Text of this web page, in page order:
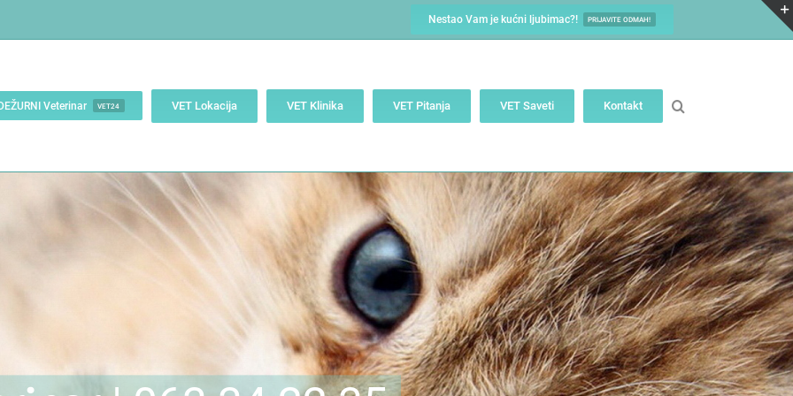
Nestao Vam je kućni ljubimac?! PRIJAVITE ODMAH!
Veterinar VET24 VET Lokacija VET Klinika VET Pitanja VET Saveti Kontakt